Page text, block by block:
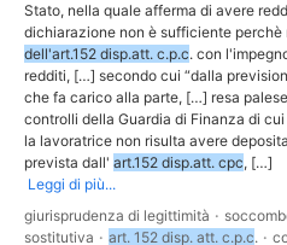
Stato, nella quale afferma di avere
dichiarazione non è sufficiente
dell'art.152 disp.att. c.p.c. con
redditi, […] secondo cui “dalla
che fa carico alla parte, […] resa
controlli della Guardia di Finanza di
la lavoratrice non risulta avere
prevista dall' art.152 disp.att. cpc, […]
Leggi di più...
giurisprudenza di legittimità ·
sostitutiva · art. 152 disp. att. c.p.c. ·